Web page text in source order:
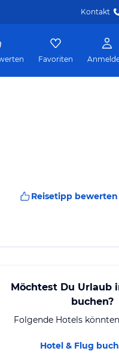
Kontakt
Favoriten
Reisetipp bewerten
Möchtest Du Urlaub
buchen?
Folgende Hotels
Hotel & Flug